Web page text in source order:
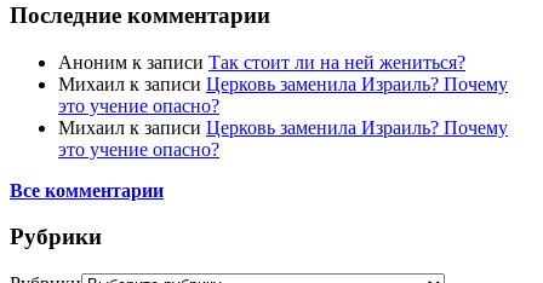
Последние комментарии
Аноним к записи Так стоит ли на ней жениться?
Михаил к записи Церковь заменила Израиль? Почему
это учение опасно?
Михаил к записи Церковь заменила Израиль? Почему
это учение опасно?
Все комментарии
Рубрики